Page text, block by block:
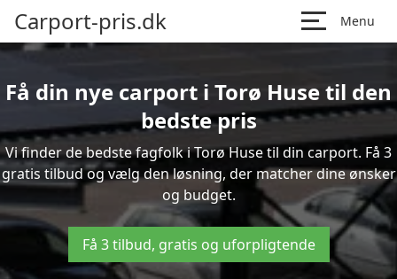
Carport-pris.dk Menu
Få din nye carport i Torø Huse til den
bedste pris
Vi finder de bedste fagfolk i Torø Huse til din carport. Få 3
gratis tilbud og vælg den løsning, der matcher dine ønsker
og budget.
Få 3 tilbud, gratis og uforpligtende